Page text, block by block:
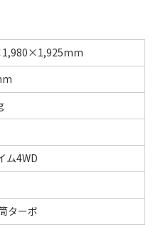
ム4WD
ターボ